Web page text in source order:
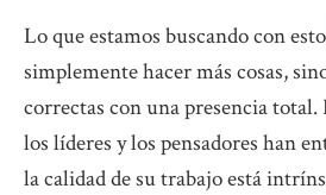
Lo que estamos buscando con
simplemente hacer más cosas,
correctas con una presencia total.
los líderes y los pensadores han
la calidad de su trabajo está